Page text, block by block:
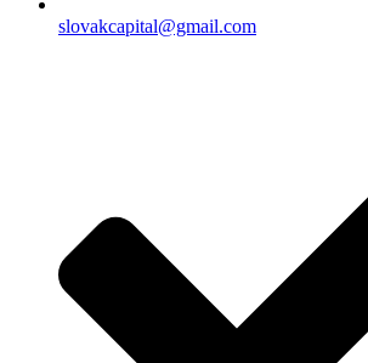
slovakcapital@gmail.com